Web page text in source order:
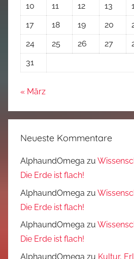
10
11 12 13
17
18 19 20
24
25 26 27
31
« März
Neueste Kommentare
AlphaundOmega zu
Die Erde ist flach!
AlphaundOmega zu
Die Erde ist flach!
AlphaundOmega zu
Die Erde ist flach!
AlphaundOmega zu Kultur,